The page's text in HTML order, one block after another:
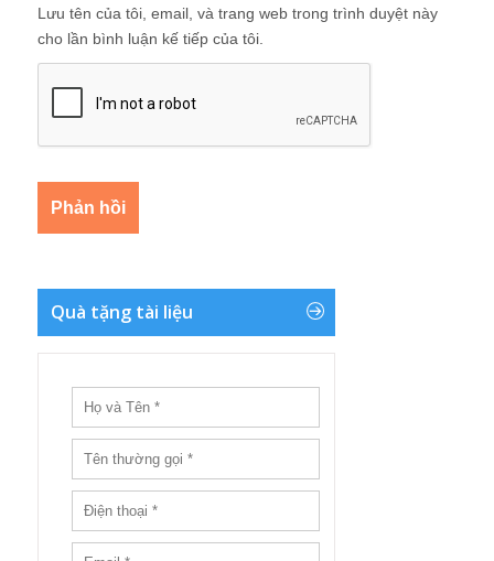
Lưu tên của tôi, email, và trang web trong trình duyệt này
cho lần bình luận kế tiếp của tôi.
Quà tặng tài liệu